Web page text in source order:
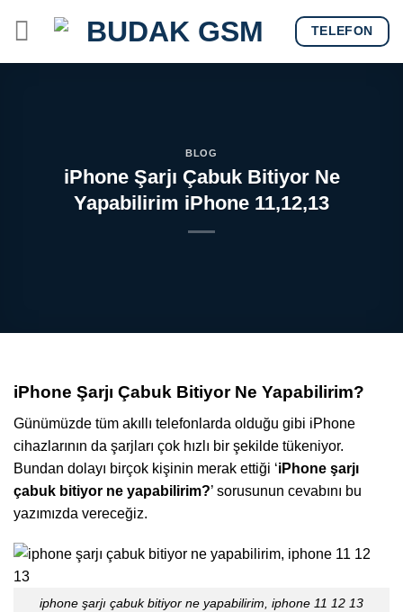
TELEFON
BLOG
iPhone Şarjı Çabuk Bitiyor Ne
Yapabilirim iPhone 11,12,13
iPhone Şarjı Çabuk Bitiyor Ne Yapabilirim?
Günümüzde tüm akıllı telefonlarda olduğu gibi iPhone
cihazlarının da şarjları çok hızlı bir şekilde tükeniyor.
Bundan dolayı birçok kişinin merak ettiği ‘iPhone şarjı
çabuk bitiyor ne yapabilirim?’ sorusunun cevabını bu
yazımızda vereceğiz.
iphone şarjı çabuk bitiyor ne yapabilirim, iphone 11 12 13